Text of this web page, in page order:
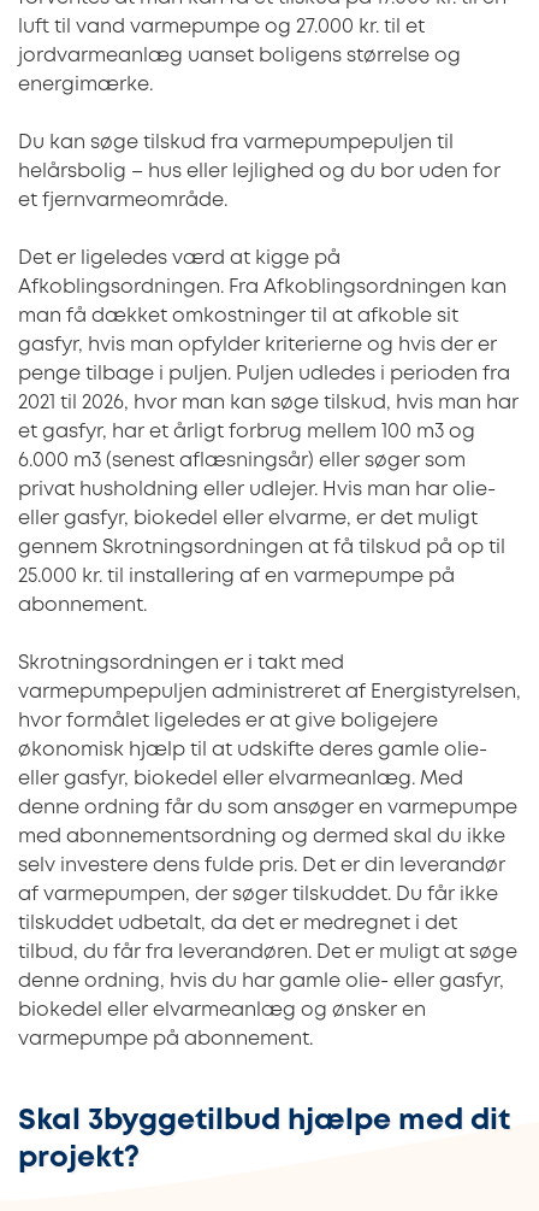
luft til vand varmepumpe og 27.000 kr. til et
jordvarmeanlæg uanset boligens størrelse og
energimærke.
Du kan søge tilskud fra varmepumpepuljen til
helårsbolig – hus eller lejlighed og du bor uden for
et fjernvarmeområde.
Det er ligeledes værd at kigge på
Afkoblingsordningen. Fra Afkoblingsordningen kan
man få dækket omkostninger til at afkoble sit
gasfyr, hvis man opfylder kriterierne og hvis der er
penge tilbage i puljen. Puljen udledes i perioden fra
2021 til 2026, hvor man kan søge tilskud, hvis man har
et gasfyr, har et årligt forbrug mellem 100 m3 og
6.000 m3 (senest aflæsningsår) eller søger som
privat husholdning eller udlejer. Hvis man har olie-
eller gasfyr, biokedel eller elvarme, er det muligt
gennem Skrotningsordningen at få tilskud på op til
25.000 kr. til installering af en varmepumpe på
abonnement.
Skrotningsordningen er i takt med
varmepumpepuljen administreret af Energistyrelsen,
hvor formålet ligeledes er at give boligejere
økonomisk hjælp til at udskifte deres gamle olie-
eller gasfyr, biokedel eller elvarmeanlæg. Med
denne ordning får du som ansøger en varmepumpe
med abonnementsordning og dermed skal du ikke
selv investere dens fulde pris. Det er din leverandør
af varmepumpen, der søger tilskuddet. Du får ikke
tilskuddet udbetalt, da det er medregnet i det
tilbud, du får fra leverandøren. Det er muligt at søge
denne ordning, hvis du har gamle olie- eller gasfyr,
biokedel eller elvarmeanlæg og ønsker en
varmepumpe på abonnement.
Skal 3byggetilbud hjælpe med dit
projekt?